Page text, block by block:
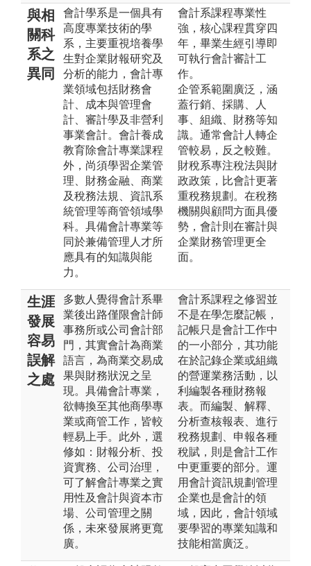
與相
關科
系之
異同
會計學系是一個具有
高度專業技術的學
系，主要重視培養學
生對企業財報研究及
分析的能力，會計專
業領域包括財務會
計、成本與管理會
計、審計學及非營利
事業會計。會計養成
教育除會計專業課程
外，尚須學習企業管
理、財務金融、商業
及稅務法規、資訊系
統管理等商管領域學
科。具備會計專業等
同於兼備管理人才所
應具有的知識與能
力。
會計系課程專業性
強，核心課程貫穿四
年，畢業生經引導即
可執行會計審計工
作。
企管系範圍廣泛，涵
蓋行銷、採購、人
事、組織、財務等知
識。通常會計人轉企
管較易，反之較難。
財稅系專注稅法與財
政政策，比會計更著
重稅務規劃。在稅務
機關與顧問方面具優
勢，會計則在審計與
企業財務管理更全
面。
生涯
發展
容易
誤解
之處
多數人覺得會計系畢
業後出路僅限會計師
事務所或公司會計部
門，其實會計為商業
語言，為商業交易成
果與財務狀況之呈
現。具備會計專業，
欲轉換至其他商學專
業或商管工作，皆較
輕易上手。此外，選
修如：財報分析、投
資實務、公司治理，
可了解會計專業之實
用性及會計與資本市
場、公司管理之關
係，未來發展將更寬
廣。
會計系課程之修習並
不是在學怎麼記帳，
記帳只是會計工作中
的一小部分，其功能
在於記錄企業或組織
的營運業務活動，以
利編製各種財務報
表。而編製、解釋、
分析查核報表、進行
稅務規劃、申報各種
稅賦，則是會計工作
中更重要的部分。運
用會計資訊規劃管理
企業也是會計的領
域，因此，會計領域
要學習的專業知識和
技能相當廣泛。